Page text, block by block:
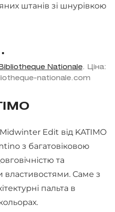
штанів зі шнурівкою
Bibliotheque Nationale. Ціна:
nationale.com
Edit від KATIMO
з багатовіковою
та
властивостями. Саме з
пальта в